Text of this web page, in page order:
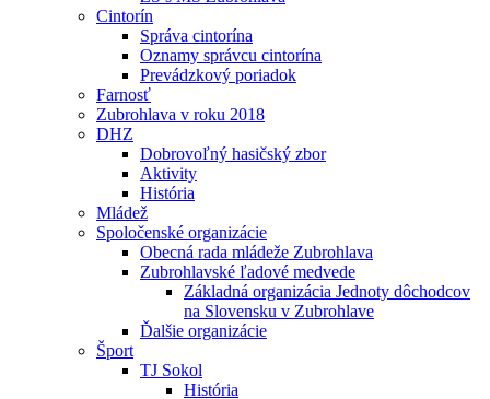
Cintorín
Správa cintorína
Oznamy správcu cintorína
Prevádzkový poriadok
Farnosť
Zubrohlava v roku 2018
DHZ
Dobrovoľný hasičský zbor
Aktivity
História
Mládež
Spoločenské organizácie
Obecná rada mládeže Zubrohlava
Zubrohlavské ľadové medvede
Základná organizácia Jednoty dôchodcov
na Slovensku v Zubrohlave
Ďalšie organizácie
Šport
TJ Sokol
História